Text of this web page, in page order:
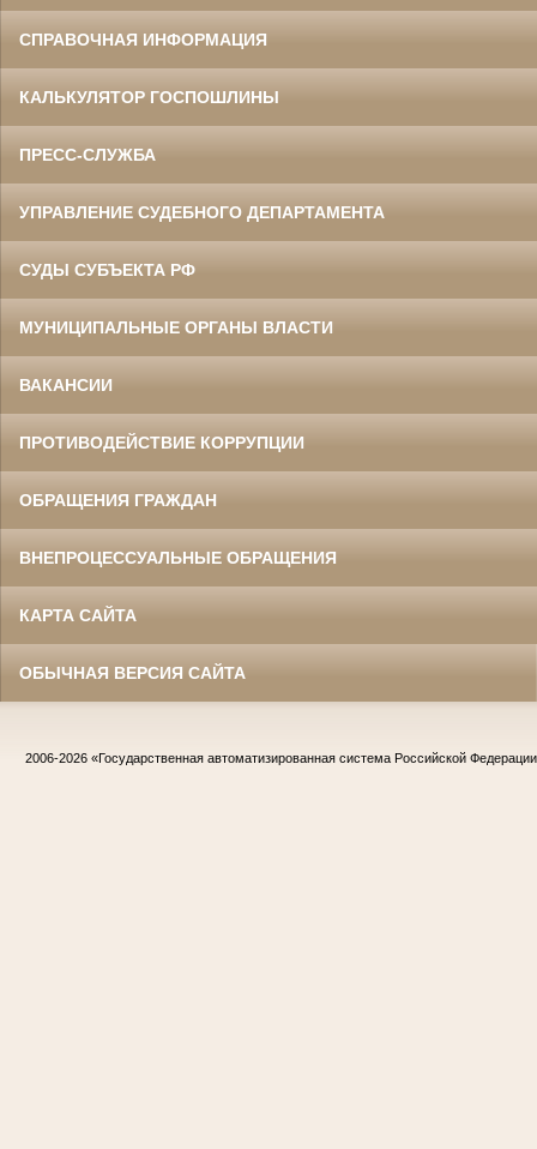
СПРАВОЧНАЯ ИНФОРМАЦИЯ
КАЛЬКУЛЯТОР ГОСПОШЛИНЫ
ПРЕСС-СЛУЖБА
УПРАВЛЕНИЕ СУДЕБНОГО ДЕПАРТАМЕНТА
СУДЫ СУБЪЕКТА РФ
МУНИЦИПАЛЬНЫЕ ОРГАНЫ ВЛАСТИ
ВАКАНСИИ
ПРОТИВОДЕЙСТВИЕ КОРРУПЦИИ
ОБРАЩЕНИЯ ГРАЖДАН
ВНЕПРОЦЕССУАЛЬНЫЕ ОБРАЩЕНИЯ
КАРТА САЙТА
ОБЫЧНАЯ ВЕРСИЯ САЙТА
2006-2026 «Государственная автоматизированная система Российской